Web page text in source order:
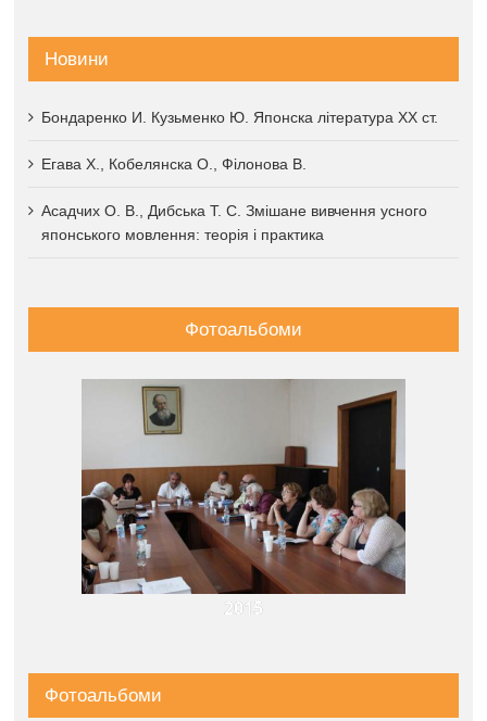
Новини
Бондаренко И. Кузьменко Ю. Японска література XX ст.
Егава Х., Кобелянска О., Філонова В.
Асадчих О. В., Дибська Т. С. Змішане вивчення усного
японського мовлення: теорія і практика
Фотоальбоми
2015
Фотоальбоми